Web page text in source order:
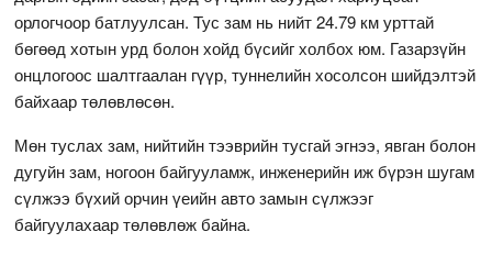
орлогчоор батлуулсан. Тус зам нь нийт 24.79 км урттай
бөгөөд хотын урд болон хойд бүсийг холбох юм. Газарзүйн
онцлогоос шалтгаалан гүүр, туннелийн хосолсон шийдэлтэй
байхаар төлөвлөсөн.
Мөн туслах зам, нийтийн тээврийн тусгай эгнээ, явган болон
дугуйн зам, ногоон байгууламж, инженерийн иж бүрэн шугам
сүлжээ бүхий орчин үеийн авто замын сүлжээг
байгуулахаар төлөвлөж байна.